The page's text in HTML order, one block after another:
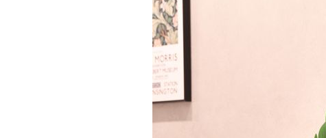
在港開業
關於我們
聯繫我們